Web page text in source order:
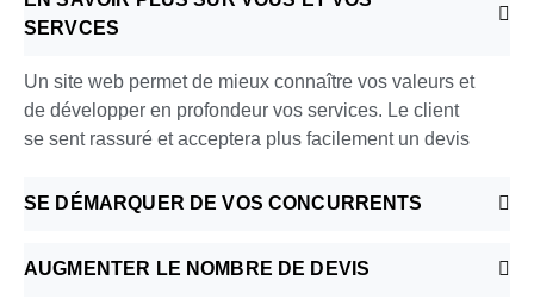
SERVCES
Un site web permet de mieux connaître vos valeurs et
de développer en profondeur vos services. Le client
se sent rassuré et acceptera plus facilement un devis
SE DÉMARQUER DE VOS CONCURRENTS
AUGMENTER LE NOMBRE DE DEVIS